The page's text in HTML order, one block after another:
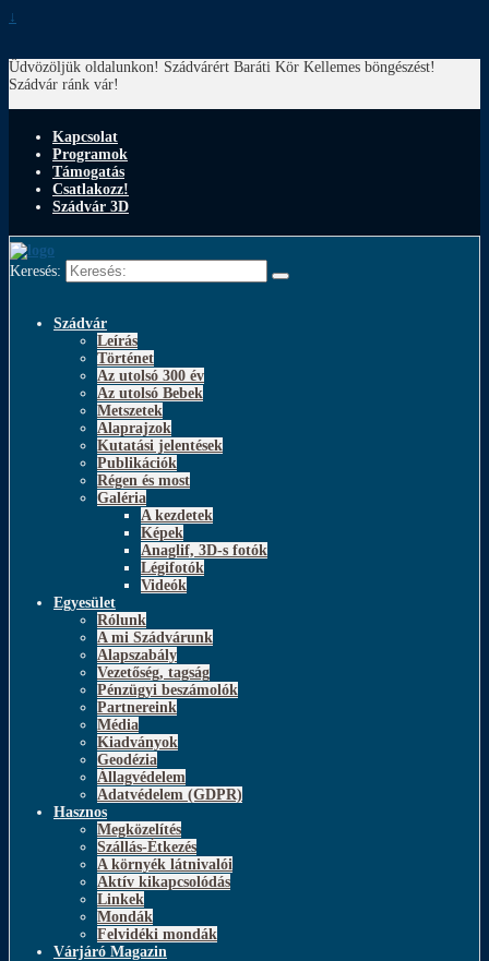
↓
Üdvözöljük oldalunkon! Szádvárért Baráti Kör Kellemes böngészést!
Szádvár ránk vár!
Kapcsolat
Programok
Támogatás
Csatlakozz!
Szádvár 3D
Keresés:
Szádvár
Leírás
Történet
Az utolsó 300 év
Az utolsó Bebek
Metszetek
Alaprajzok
Kutatási jelentések
Publikációk
Régen és most
Galéria
A kezdetek
Képek
Anaglif, 3D-s fotók
Légifotók
Videók
Egyesület
Rólunk
A mi Szádvárunk
Alapszabály
Vezetőség, tagság
Pénzügyi beszámolók
Partnereink
Média
Kiadványok
Geodézia
Állagvédelem
Adatvédelem (GDPR)
Hasznos
Megközelítés
Szállás-Étkezés
A környék látnivalói
Aktív kikapcsolódás
Linkek
Mondák
Felvidéki mondák
Várjáró Magazin